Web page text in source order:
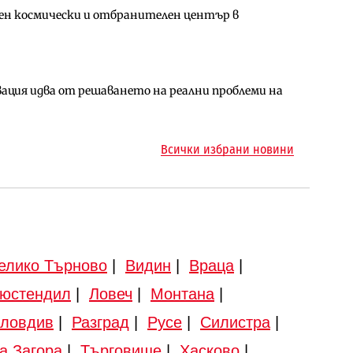
космически и отбранителен център в
идва от решаването на реални проблеми на
придобиване на Euroapi Italy
план за магистралата Русе – Велико
оценки на имотите може да бъдат
езеро става част от бъдещата магистрала
Всички избрани новини
Търново Видин Враца|
Ловеч Монтана|
Разград Русе Силистра|